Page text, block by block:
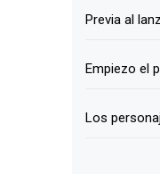
Previa al
Empiezo el
Los